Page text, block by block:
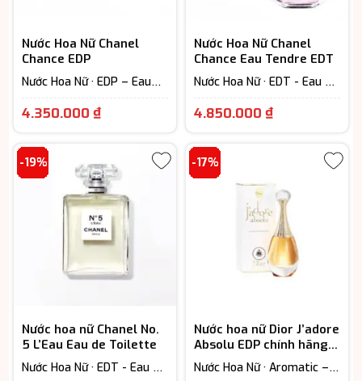
Nước Hoa Nữ Chanel
Chance EDP
Nước Hoa Nữ · EDP – Eau
7-12h) · Floral – Hương hoa
4.350.000₫Giá
là:
4.350.000 ₫.
Nước Hoa Nữ Chanel
Chance Eau Tendre EDT
Nước Hoa Nữ · EDT - Eau De
6h) · Floral – Hương hoa cỏ
4.850.000 ₫Giá
4.850.000
-19%
Nước hoa nữ Chanel No.
5 L’Eau Eau de Toilette
Nước Hoa Nữ · EDT - Eau De
-17%
Nước hoa nữ Dior J’adore
Absolu EDP chính hãng
cao cấp
Nước Hoa Nữ · Aromatic –